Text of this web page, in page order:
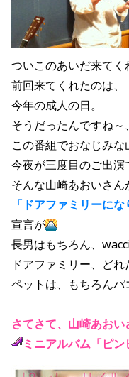
ついこのあいだ来てく
前回来てくれたのは
今年の成人の日。
そうだったんですね～
この番組でおなじみ
今夜が三度目のご出演
そんな山崎あおいさん
「ドアファミリーに
宣言が
長男はもちろん、
ドアファミリー、ど
ペットは、もちろんパ
さてさて、山崎あおい
ミニアルバム「ピ